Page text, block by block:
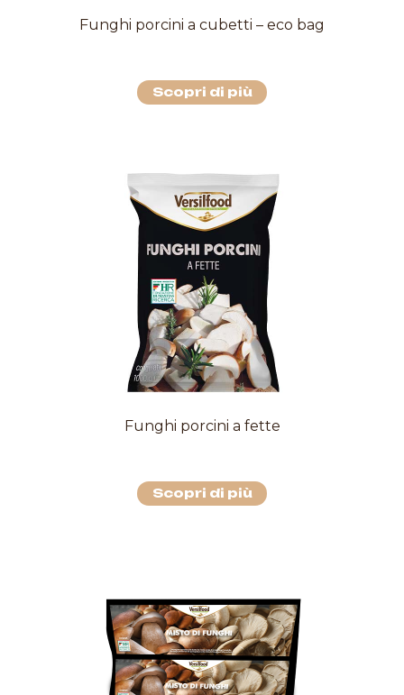
Funghi porcini a cubetti – eco bag
Scopri di più
Funghi porcini a fette
Scopri di più